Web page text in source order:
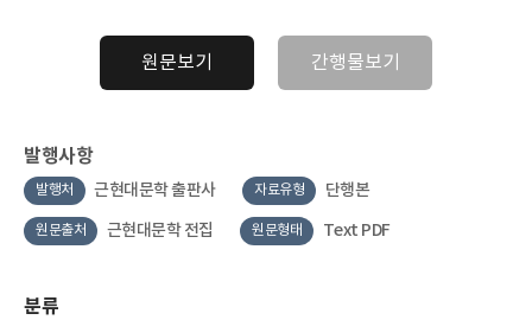
원문보기 간행물보기
발행사항
발행처 근현대문학 출판사 자료유형 단행본
원문출처 근현대문학 전집 원문형태 Text PDF
분류